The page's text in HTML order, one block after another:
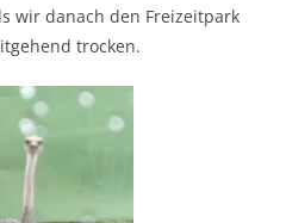
wir danach den Freizeitpark
trocken.